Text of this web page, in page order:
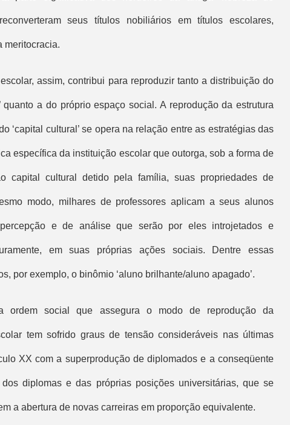
seus títulos nobiliários em títulos escolares,
meritocracia.
assim, contribui para reproduzir tanto a distribuição do
’ quanto a do próprio espaço social. A reprodução da estrutura
‘capital cultural ’ se opera na relação entre as estratégias das
específica da instituição escolar que outorga, sob a forma de
capital cultural detido pela família, suas propriedades de
modo, milhares de professores aplicam a seus alunos
e de análise que serão por eles introjetados e
em suas próprias ações sociais. Dentre essas
por exemplo, o binômio ‘aluno brilhante/aluno apagado’.
a ordem social que assegura o modo de reprodução da
tem sofrido graus de tensão consideráveis nas últimas
XX com a superprodução de diplomados e a conseqüente
dos diplomas e das próprias posições universitárias, que se
a abertura de novas carreiras em proporção equivalente.